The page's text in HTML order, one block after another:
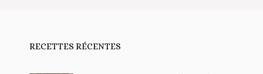
RECETTES RÉCENTES